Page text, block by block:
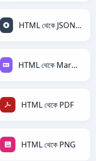
HTML থেকে JSONLines
HTML থেকে Markdown
HTML থেকে PDF
HTML থেকে PNG